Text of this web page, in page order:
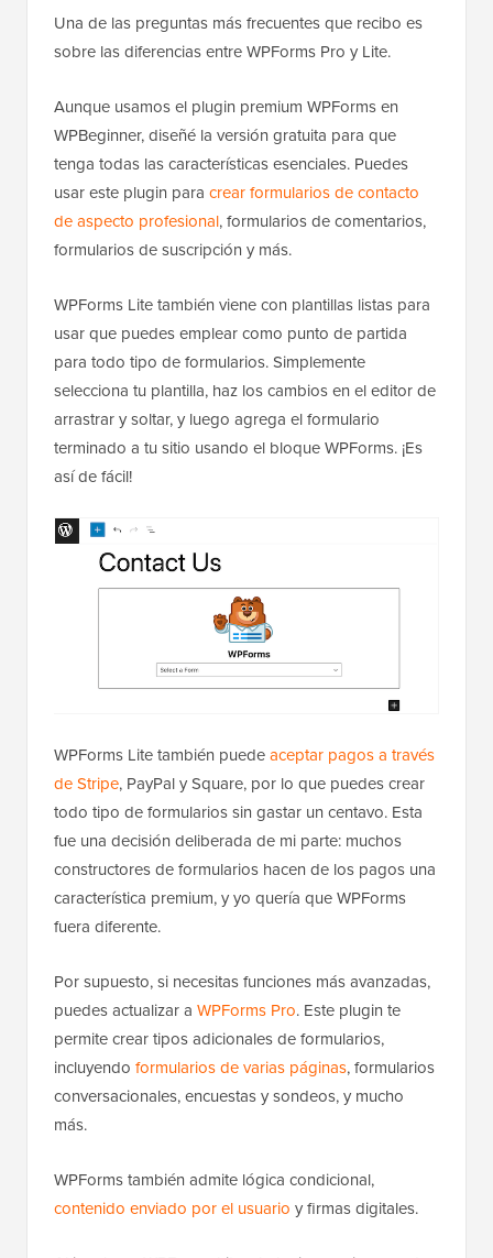
Una de las preguntas más frecuentes que recibo es
sobre las diferencias entre WPForms Pro y Lite.
Aunque usamos el plugin premium WPForms en
WPBeginner, diseñé la versión gratuita para que
tenga todas las características esenciales. Puedes
usar este plugin para crear formularios de contacto
de aspecto profesional, formularios de comentarios,
formularios de suscripción y más.
WPForms Lite también viene con plantillas listas para
usar que puedes emplear como punto de partida
para todo tipo de formularios. Simplemente
selecciona tu plantilla, haz los cambios en el editor de
arrastrar y soltar, y luego agrega el formulario
terminado a tu sitio usando el bloque WPForms. ¡Es
así de fácil!
WPForms Lite también puedeaceptar pagos a través
de Stripe, PayPal y Square, por lo que puedes crear
todo tipo de formularios sin gastar un centavo. Esta
fue una decisión deliberada de mi parte: muchos
constructores de formularios hacen de los pagos una
característica premium, y yo quería que WPForms
fuera diferente.
Por supuesto, si necesitas funciones más avanzadas,
puedes actualizar a WPForms Pro. Este plugin te
permite crear tipos adicionales de formularios,
incluyendo formularios de varias páginas, formularios
conversacionales, encuestas y sondeos, y mucho
más.
WPForms también admite lógica condicional,
contenido enviado por el usuario y firmas digitales.